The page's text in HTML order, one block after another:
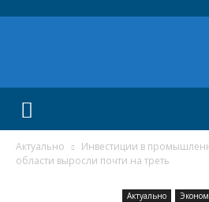
Актуально
Инвестиции в
области выросли почти на треть
Актуально